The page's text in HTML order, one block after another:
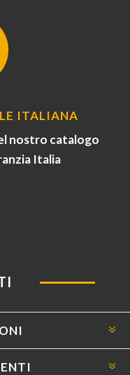
ITALIANA
nostro catalogo
Italia